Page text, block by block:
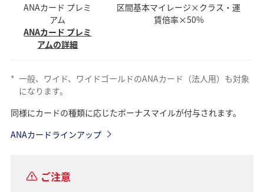
ANAカード プレミ
アム
ANAカード プレミ
アムの詳細
区間基本マイレージ×クラス・運
賃倍率×50%
* 一般、ワイド、ワイドゴールドのANAカード（法人用）も対象
になります。
同様にカードの種類に応じたボーナスマイルが付与されます。
ANAカードラインアップ
ご注意